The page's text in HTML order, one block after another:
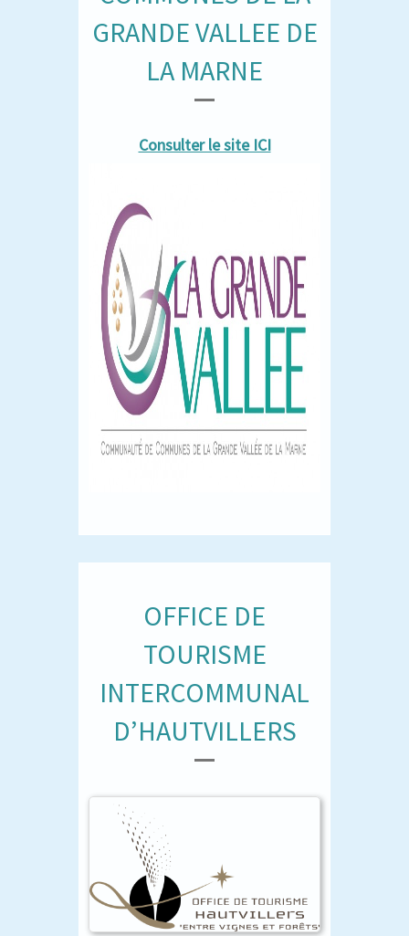
GRANDE VALLEE DE
LA MARNE
Consulter le site ICI
OFFICE DE
TOURISME
INTERCOMMUNAL
D’HAUTVILLERS